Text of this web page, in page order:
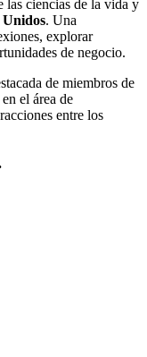
las ciencias de la vida y
Unidos. Una
explorar
de negocio.
de miembros de
el área de
entre los